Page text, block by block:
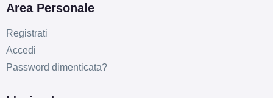
Area Personale
Registrati
Accedi
Password dimenticata?